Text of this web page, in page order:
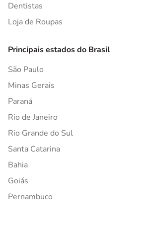
Dentistas
Loja de Roupas
Principais estados do Brasil
São Paulo
Minas Gerais
Paraná
Rio de Janeiro
Rio Grande do Sul
Santa Catarina
Bahia
Goiás
Pernambuco